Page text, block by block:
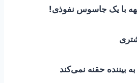
با یک جاسوس نفوذی!
به بیننده حقنه نمی‌کند